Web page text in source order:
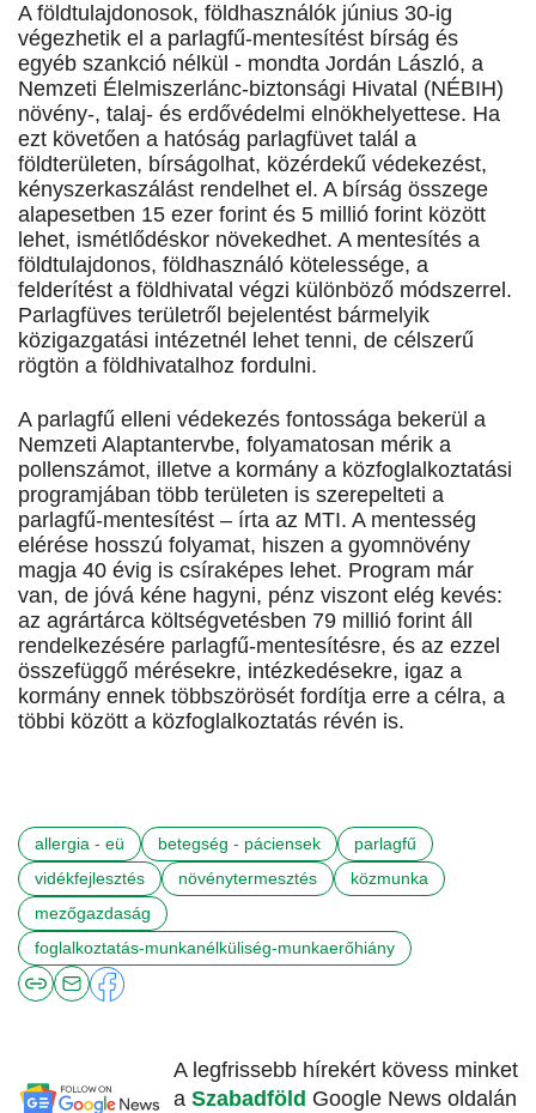
A földtulajdonosok, földhasználók június 30-ig
végezhetik el a parlagfű-mentesítést bírság és
egyéb szankció nélkül - mondta Jordán László, a
Nemzeti Élelmiszerlánc-biztonsági Hivatal (NÉBIH)
növény-, talaj- és erdővédelmi elnökhelyettese. Ha
ezt követően a hatóság parlagfüvet talál a
földterületen, bírságolhat, közérdekű védekezést,
kényszerkaszálást rendelhet el. A bírság összege
alapesetben 15 ezer forint és 5 millió forint között
lehet, ismétlődéskor növekedhet. A mentesítés a
földtulajdonos, földhasználó kötelessége, a
felderítést a földhivatal végzi különböző módszerrel.
Parlagfüves területről bejelentést bármelyik
közigazgatási intézetnél lehet tenni, de célszerű
rögtön a földhivatalhoz fordulni.
A parlagfű elleni védekezés fontossága bekerül a
Nemzeti Alaptantervbe, folyamatosan mérik a
pollenszámot, illetve a kormány a közfoglalkoztatási
programjában több területen is szerepelteti a
parlagfű-mentesítést – írta az MTI. A mentesség
elérése hosszú folyamat, hiszen a gyomnövény
magja 40 évig is csíraképes lehet. Program már
van, de jóvá kéne hagyni, pénz viszont elég kevés:
az agrártárca költségvetésben 79 millió forint áll
rendelkezésére parlagfű-mentesítésre, és az ezzel
összefüggő mérésekre, intézkedésekre, igaz a
kormány ennek többszörösét fordítja erre a célra, a
többi között a közfoglalkoztatás révén is.
allergia - eü betegség - páciensek
parlagfű
vidékfejlesztés
növénytermesztés
közmunka
mezőgazdaság
foglalkoztatás-munkanélküliség-munkaerőhiány
A legfrissebb hírekért kövess minket
a Szabadföld Google News oldalán